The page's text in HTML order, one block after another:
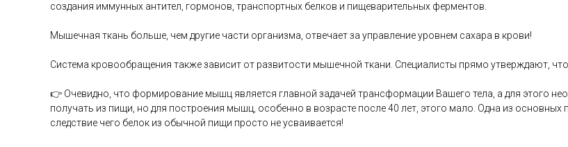
создания иммунных антител, гормонов, транспортных белков и пищеварительных ферментов.
Мышечная ткань больше, чем другие части организма, отвечает за управление уровнем сахара в крови!
Система кровообращения также зависит от развитости мышечной ткани. Специалисты прямо утверждают,
👉 Очевидно, что формирование мышц является главной задачей трансформации Вашего тела, а для этого
получать из пищи, но для построения мышц, особенно в возрасте после 40 лет, этого мало. Одна из
следствие чего белок из обычной пищи просто не усваивается!